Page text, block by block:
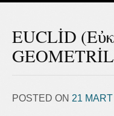
EUCLİD
POSTED ON 21